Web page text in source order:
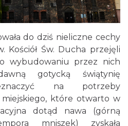
do dziś nieliczne cechy
Kościół Św. Ducha przejęli
wybudowaniu przez nich
gotycką świątynię
na potrzeby
które otwarto w
dotąd nawa (górną
mniszek) zyskała